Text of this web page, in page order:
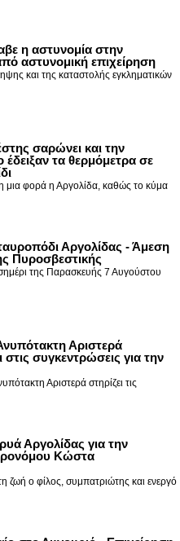
η αστυνομία στην
αστυνομική επιχείρηση
και της καταστολής εγκληματικών
σαρώνει και την
τα θερμόμετρα σε
μια φορά η Αργολίδα, καθώς το κύμα
Αργολίδας - Άμεση
Πυροσβεστικής
της Παρασκευής 7 Αυγούστου
Αριστερά
συγκεντρώσεις για την
Αριστερά στηρίζει τις
Αργολίδας για την
Κώστα
ο φίλος, συμπατριώτης και ενεργό